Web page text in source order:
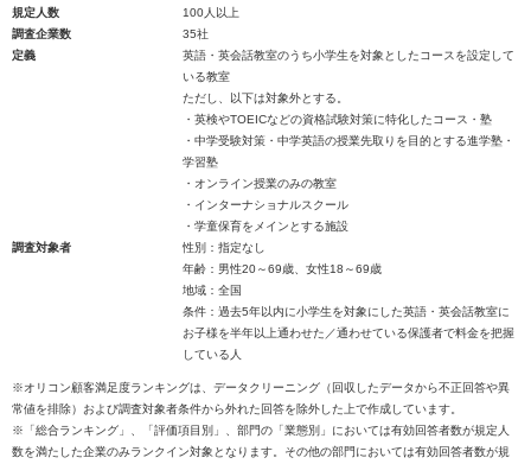
規定人数
100人以上
調査企業数
35社
定義
英語・英会話教室のうち小学生を対象としたコースを設定して
いる教室
ただし、以下は対象外とする。
・英検やTOEICなどの資格試験対策に特化したコース・塾
・中学受験対策・中学英語の授業先取りを目的とする進学塾・
学習塾
・オンライン授業のみの教室
・インターナショナルスクール
・学童保育をメインとする施設
調査対象者
性別：指定なし
年齢：男性20～69歳、女性18～69歳
地域：全国
条件：過去5年以内に小学生を対象にした英語・英会話教室に
お子様を半年以上通わせた／通わせている保護者で料金を把握
している人
※オリコン顧客満足度ランキングは、データクリーニング（回収したデータから不正回答や異
常値を排除）および調査対象者条件から外れた回答を除外した上で作成しています。
※「総合ランキング」、「評価項目別」、部門の「業態別」においては有効回答者数が規定人
数を満たした企業のみランクイン対象となります。その他の部門においては有効回答者数が規